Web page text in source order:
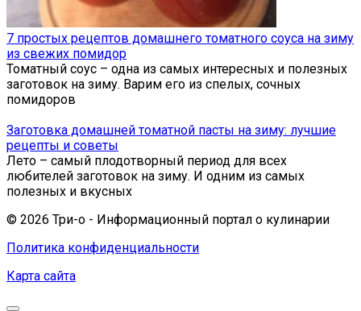
7 простых рецептов домашнего томатного соуса на зиму
из свежих помидор
Томатный соус – одна из самых интересных и полезных
заготовок на зиму. Варим его из спелых, сочных
помидоров
Заготовка домашней томатной пасты на зиму: лучшие
рецепты и советы
Лето – самый плодотворный период для всех
любителей заготовок на зиму. И одним из самых
полезных и вкусных
© 2026 Три-о - Информационный портал о кулинарии
Политика конфиденциальности
Карта сайта